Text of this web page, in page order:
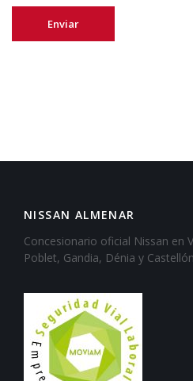
NISSAN ALMENAR
Concesionario oficial Nissan en
Poblet, Gandia, Dénia y Castellón